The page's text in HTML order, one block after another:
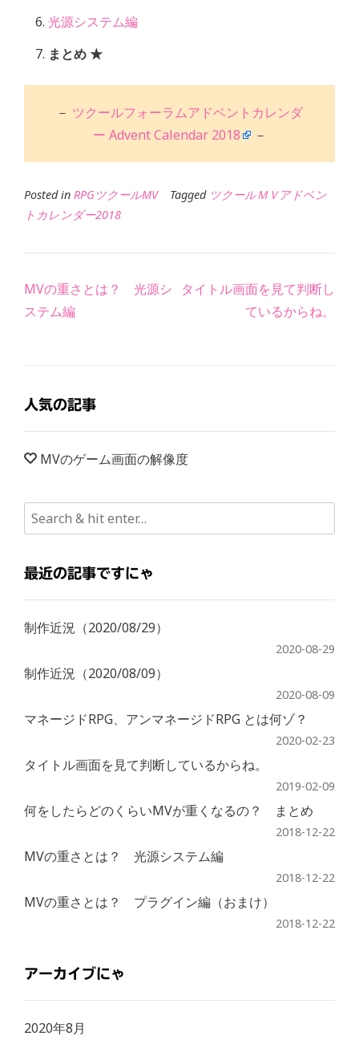
光源システム編
まとめ ★
－ ツクールフォーラムアドベントカレンダ
ー Advent Calendar 2018
－
Posted in RPGツクールMV Tagged ツクールＭＶアドベン
トカレンダー2018
Post
navigation
MVの重さとは？ 光源シ
ステム編
タイトル画面を見て判断し
ているからね。
人気の記事
MVのゲーム画面の解像度
最近の記事ですにゃ
制作近況（2020/08/29）
2020-08-29
制作近況（2020/08/09）
2020-08-09
マネージドRPG、アンマネージドRPG とは何ゾ？
2020-02-23
タイトル画面を見て判断しているからね。
2019-02-09
何をしたらどのくらいMVが重くなるの？ まとめ
2018-12-22
MVの重さとは？ 光源システム編
2018-12-22
MVの重さとは？ プラグイン編（おまけ）
2018-12-22
アーカイブにゃ
2020年8月